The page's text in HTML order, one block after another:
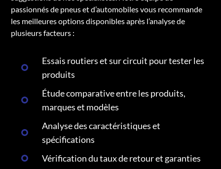
passionnés de pneus et d’automobiles vous recommande
les meilleures options disponibles après l’analyse de
plusieurs facteurs :
Essais routiers et sur circuit pour tester les
produits
Étude comparative entre les produits,
marques et modèles
Analyse des caractéristiques et
spécifications
Vérification du taux de retour et garanties